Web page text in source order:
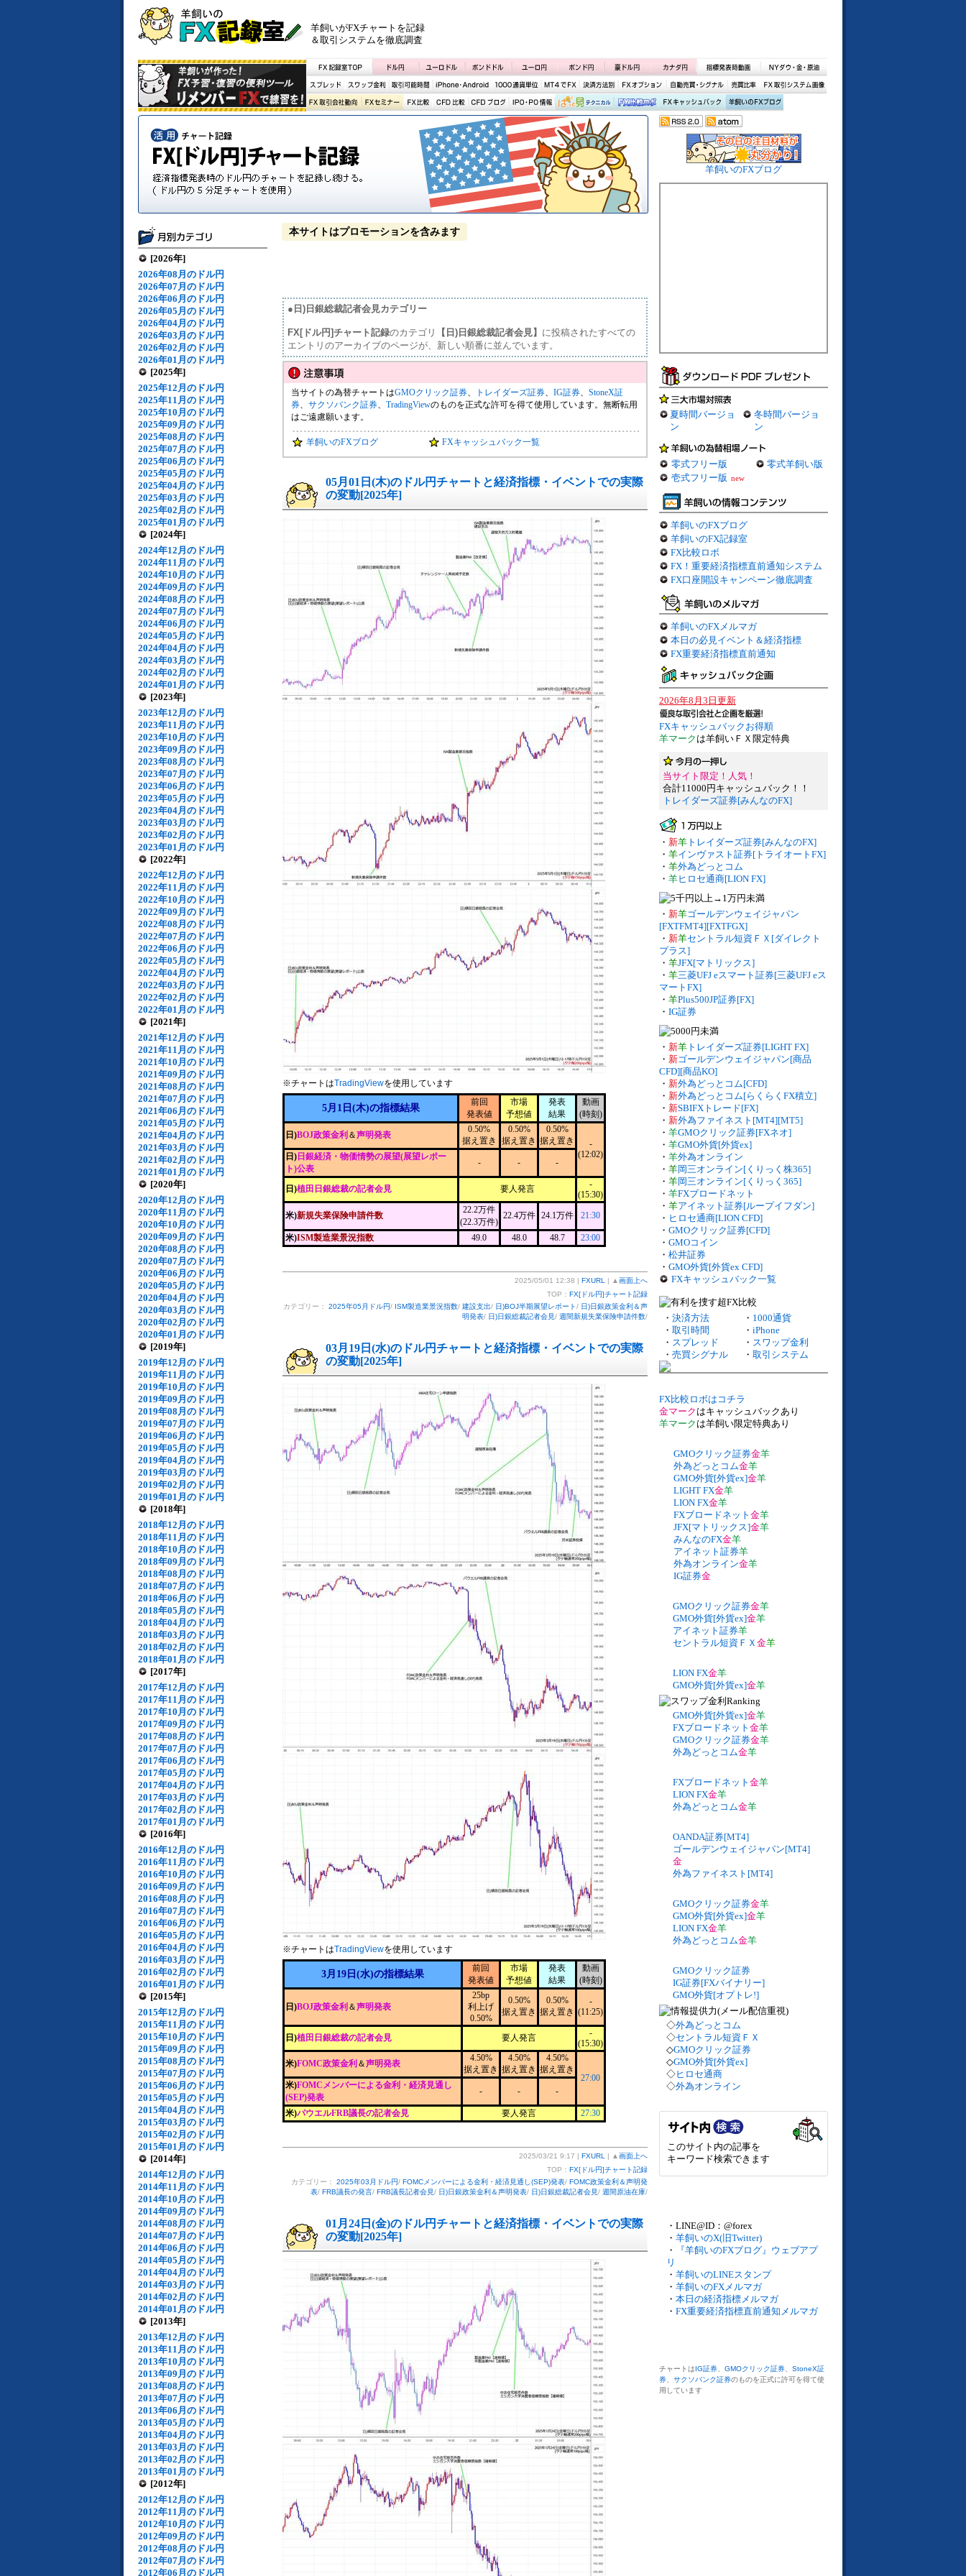
羊飼いがFXチャートを記録
＆取引システムを徹底調査
[2026年]
2026年08月のドル円
2026年07月のドル円
2026年06月のドル円
2026年05月のドル円
2026年04月のドル円
2026年03月のドル円
2026年02月のドル円
2026年01月のドル円
[2025年]
2025年12月のドル円
2025年11月のドル円
2025年10月のドル円
2025年09月のドル円
2025年08月のドル円
2025年07月のドル円
2025年06月のドル円
2025年05月のドル円
2025年04月のドル円
2025年03月のドル円
2025年02月のドル円
2025年01月のドル円
[2024年]
2024年12月のドル円
2024年11月のドル円
2024年10月のドル円
2024年09月のドル円
2024年08月のドル円
2024年07月のドル円
2024年06月のドル円
2024年05月のドル円
2024年04月のドル円
2024年03月のドル円
2024年02月のドル円
2024年01月のドル円
[2023年]
2023年12月のドル円
2023年11月のドル円
2023年10月のドル円
2023年09月のドル円
2023年08月のドル円
2023年07月のドル円
2023年06月のドル円
2023年05月のドル円
2023年04月のドル円
2023年03月のドル円
2023年02月のドル円
2023年01月のドル円
[2022年]
2022年12月のドル円
2022年11月のドル円
2022年10月のドル円
2022年09月のドル円
2022年08月のドル円
2022年07月のドル円
2022年06月のドル円
2022年05月のドル円
2022年04月のドル円
2022年03月のドル円
2022年02月のドル円
2022年01月のドル円
[2021年]
2021年12月のドル円
2021年11月のドル円
2021年10月のドル円
2021年09月のドル円
2021年08月のドル円
2021年07月のドル円
2021年06月のドル円
2021年05月のドル円
2021年04月のドル円
2021年03月のドル円
2021年02月のドル円
2021年01月のドル円
[2020年]
2020年12月のドル円
2020年11月のドル円
2020年10月のドル円
2020年09月のドル円
2020年08月のドル円
2020年07月のドル円
2020年06月のドル円
2020年05月のドル円
2020年04月のドル円
2020年03月のドル円
2020年02月のドル円
2020年01月のドル円
[2019年]
2019年12月のドル円
2019年11月のドル円
2019年10月のドル円
2019年09月のドル円
2019年08月のドル円
2019年07月のドル円
2019年06月のドル円
2019年05月のドル円
2019年04月のドル円
2019年03月のドル円
2019年02月のドル円
2019年01月のドル円
[2018年]
2018年12月のドル円
2018年11月のドル円
2018年10月のドル円
2018年09月のドル円
2018年08月のドル円
2018年07月のドル円
2018年06月のドル円
2018年05月のドル円
2018年04月のドル円
2018年03月のドル円
2018年02月のドル円
2018年01月のドル円
[2017年]
2017年12月のドル円
2017年11月のドル円
2017年10月のドル円
2017年09月のドル円
2017年08月のドル円
2017年07月のドル円
2017年06月のドル円
2017年05月のドル円
2017年04月のドル円
2017年03月のドル円
2017年02月のドル円
2017年01月のドル円
[2016年]
2016年12月のドル円
2016年11月のドル円
2016年10月のドル円
2016年09月のドル円
2016年08月のドル円
2016年07月のドル円
2016年06月のドル円
2016年05月のドル円
2016年04月のドル円
2016年03月のドル円
2016年02月のドル円
2016年01月のドル円
[2015年]
2015年12月のドル円
2015年11月のドル円
2015年10月のドル円
2015年09月のドル円
2015年08月のドル円
2015年07月のドル円
2015年06月のドル円
2015年05月のドル円
2015年04月のドル円
2015年03月のドル円
2015年02月のドル円
2015年01月のドル円
[2014年]
2014年12月のドル円
2014年11月のドル円
2014年10月のドル円
2014年09月のドル円
2014年08月のドル円
2014年07月のドル円
2014年06月のドル円
2014年05月のドル円
2014年04月のドル円
2014年03月のドル円
2014年02月のドル円
2014年01月のドル円
[2013年]
2013年12月のドル円
2013年11月のドル円
2013年10月のドル円
2013年09月のドル円
2013年08月のドル円
2013年07月のドル円
2013年06月のドル円
2013年05月のドル円
2013年04月のドル円
2013年03月のドル円
2013年02月のドル円
2013年01月のドル円
[2012年]
2012年12月のドル円
2012年11月のドル円
2012年10月のドル円
2012年09月のドル円
2012年08月のドル円
2012年07月のドル円
2012年06月のドル円
本サイトはプロモーションを含みます
●日)日銀総裁記者会見カテゴリー
FX[ドル円]チャート記録のカテゴリ 【日)日銀総裁記者会見】 に投稿されたすべての
エントリのアーカイブのページが、新しい順番に並んでいます。
当サイトの為替チャートはGMOクリック証券、 トレイダーズ証券、 IG証券、 StoneX証
券、 サクソバンク証券、 TradingViewのものを正式な許可を得て使用しています。無断転用
はご遠慮願います。
羊飼いのFXブログ FXキャッシュバック一覧
05月01日(木)のドル円チャートと経済指標・イベントでの実際
の変動[2025年]
※チャートはTradingViewを使用しています
5月1日(木)の指標結果
前回
発表値
市場
予想値
発表
結果
動画
(時刻)
日)BOJ政策金利 ＆声明発表
0.50%
据え置き
0.50%
据え置き
0.50%
据え置き
-
(12:02)
日) 日銀経済・物価情勢の展望(展望レポー
ト)公表
- - -
日)植田日銀総裁の記者会見 要人発言
-
(15:30)
米)新規失業保険申請件数
22.2万件
(22.3万件)
22.4万件 24.1万件 21:30
米)ISM製造業景況指数 49.0 48.0 48.7 23:00
2025/05/01 12:38 | FXURL | ▲ 画面上へ
TOP： FX[ドル円]チャート記録
カテゴリー： 2025年05月ドル円/ ISM製造業景況指数/ 建設支出/ 日)BOJ半期展望レポート/ 日)日銀政策金利＆声
明発表/ 日)日銀総裁記者会見/ 週間新規失業保険申請件数/
03月19日(水)のドル円チャートと経済指標・イベントでの実際
の変動[2025年]
※チャートはTradingViewを使用しています
3月19日(水)の指標結果
前回
発表値
市場
予想値
発表
結果
動画
(時刻)
日)BOJ政策金利 ＆声明発表
25bp
利上げ
0.50%
0.50%
据え置き
0.50%
据え置き
-
(11:25)
日)植田日銀総裁の記者会見 要人発言
-
(15:30)
米)FOMC政策金利 ＆声明発表
4.50%
据え置き
4.50%
据え置き
4.50%
据え置き
27:00
米)FOMCメンバーによる金利・経済見通し
(SEP)発表
- - -
米)パウエルFRB議長の記者会見 要人発言 27:30
2025/03/21 9:17 | FXURL | ▲ 画面上へ
TOP： FX[ドル円]チャート記録
カテゴリー： 2025年03月ドル円/ FOMCメンバーによる金利・経済見通し(SEP)発表/ FOMC政策金利＆声明発
表/ FRB議長の発言/ FRB議長記者会見/ 日)日銀政策金利＆声明発表/ 日)日銀総裁記者会見/ 週間原油在庫/
01月24日(金)のドル円チャートと経済指標・イベントでの実際
の変動[2025年]
羊飼いのFXブログ
夏時間バージョ
ン
冬時間バージョ
ン
零式フリー版
零式羊飼い版
壱式フリー版 new
羊飼いのFXブログ
羊飼いのFX記録室
FX比較ロボ
FX！重要経済指標直前通知システム
FX口座開設キャンペーン徹底調査
羊飼いのFXメルマガ
本日の必見イベント＆経済指標
FX重要経済指標直前通知
2026年8月3日更新
FXキャッシュバックお得順
羊マーク は羊飼いＦＸ限定特典
当サイト限定！人気！
合計11000円キャッシュバック！！
トレイダーズ証券[みんなのFX]
・ 新羊 トレイダーズ証券[みんなのFX]
・ 羊インヴァスト証券[トライオートFX]
・ 羊外為どっとコム
・ 羊ヒロセ通商[LION FX]
・ 新羊ゴールデンウェイジャパン
[FXTFMT4][FXTFGX]
・ 新羊セントラル短資ＦＸ[ダイレクト
プラス]
・ 羊JFX[マトリックス]
・ 羊三菱UFJ eスマート証券[三菱UFJ eス
マートFX]
・ 羊Plus500JP証券[FX]
・ IG証券
・ 新羊 トレイダーズ証券[LIGHT FX]
・ 新ゴールデンウェイジャパン[商品
CFD][商品KO]
・ 新外為どっとコム[CFD]
・ 新外為どっとコム[らくらくFX積立]
・ 新SBIFXトレード[FX]
・ 新外為ファイネスト[MT4][MT5]
・ 羊GMOクリック証券[FXネオ]
・ 羊GMO外貨[外貨ex]
・ 羊外為オンライン
・ 羊岡三オンライン[くりっく株365]
・ 羊岡三オンライン[くりっく365]
・ 羊FXブロードネット
・ 羊アイネット証券[ループイフダン]
・ ヒロセ通商[LION CFD]
・ GMOクリック証券[CFD]
・ GMOコイン
・ 松井証券
・ GMO外貨[外貨ex CFD]
FXキャッシュバック一覧
・ 決済方法 ・ 1000通貨
・ 取引時間 ・ iPhone
・ スプレッド ・ スワップ金利
・ 売買シグナル ・ 取引システム
FX比較ロボはコチラ
金マーク はキャッシュバックあり
羊マーク は羊飼い限定特典あり
GMOクリック証券金羊
外為どっとコム金羊
GMO外貨[外貨ex]金羊
LIGHT FX金羊
LION FX金羊
FXブロードネット 金羊
JFX[マトリックス]金羊
みんなのFX金羊
アイネット証券羊
外為オンライン金羊
IG証券金
GMOクリック証券金羊
GMO外貨[外貨ex]金羊
アイネット証券羊
セントラル短資ＦＸ 金羊
LION FX金羊
GMO外貨[外貨ex]金羊
GMO外貨[外貨ex]金羊
FXブロードネット 金羊
GMOクリック証券金羊
外為どっとコム金羊
FXブロードネット 金羊
LION FX金羊
外為どっとコム金羊
OANDA証券[MT4]
ゴールデンウェイジャパン[MT4]
金
外為ファイネスト[MT4]
GMOクリック証券金羊
GMO外貨[外貨ex]金羊
LION FX金羊
外為どっとコム金羊
GMOクリック証券
IG証券[FXバイナリー]
GMO外貨[オプトレ!]
◇外為どっとコム
◇セントラル短資ＦＸ
◇GMOクリック証券
◇GMO外貨[外貨ex]
◇ヒロセ通商
◇外為オンライン
このサイト内の記事を
キーワード検索できます
・LINE@ID：@forex
・ 羊飼いのX(旧Twitter)
・
『羊飼いのFXブログ』ウェブアプ
リ
・ 羊飼いのLINEスタンプ
・ 羊飼いのFXメルマガ
・ 本日の経済指標メルマガ
・ FX重要経済指標直前通知メルマガ
チャートはIG証券 GMOクリック証券
StoneX証
券
サクソバンク証券のものを正式に許可を得て使
用しています